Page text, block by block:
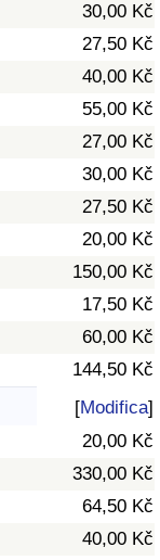
30,00 Kč
27,50 Kč
40,00 Kč
55,00 Kč
27,00 Kč
30,00 Kč
27,50 Kč
20,00 Kč
150,00 Kč
17,50 Kč
60,00 Kč
144,50 Kč
[Modifica]
20,00 Kč
330,00 Kč
64,50 Kč
40,00 Kč